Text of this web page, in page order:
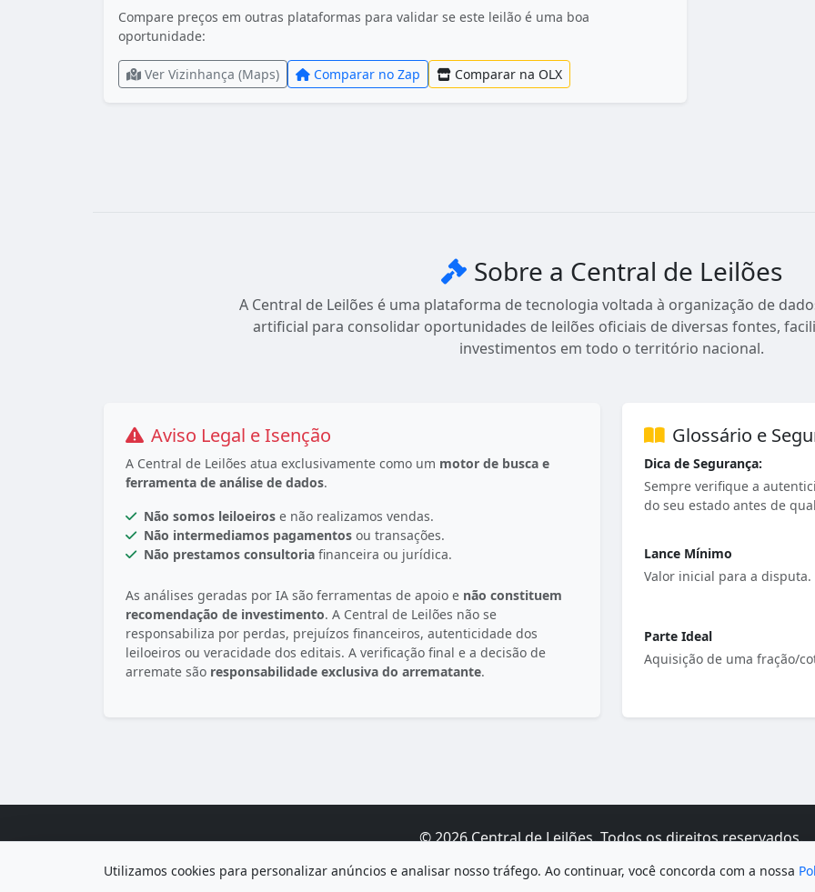
Compare preços em outras plataformas para validar se este leilão é uma boa
oportunidade:
Ver Vizinhança (Maps) Comparar no Zap Comparar na OLX
Sobre a Central de Leilões
A Central de Leilões é uma plataforma de tecnologia voltada à organização de
artificial para consolidar oportunidades de leilões oficiais de diversas fontes,
investimentos em todo o território nacional.
Aviso Legal e Isenção
A Central de Leilões atua exclusivamente como um motor de busca e
ferramenta de análise de dados.
Não somos leiloeiros e não realizamos vendas.
Não intermediamos pagamentos ou transações.
Não prestamos consultoria financeira ou jurídica.
As análises geradas por IA são ferramentas de apoio e não constituem
recomendação de investimento. A Central de Leilões não se
responsabiliza por perdas, prejuízos financeiros, autenticidade dos
leiloeiros ou veracidade dos editais. A verificação final e a decisão de
arremate são responsabilidade exclusiva do arrematante.
Glossário e
Dica de Segurança:
Sempre verifique a
do seu estado antes de
Lance Mínimo
Valor inicial para a disputa.
Parte Ideal
Aquisição de uma fração/
© 2026 Central de Leilões. Todos os direitos reservados.
Termos de Uso| Política de Privacidade|Sobre / Contato
Utilizamos cookies para personalizar anúncios e analisar nosso tráfego. Ao continuar, você concorda com a nossa